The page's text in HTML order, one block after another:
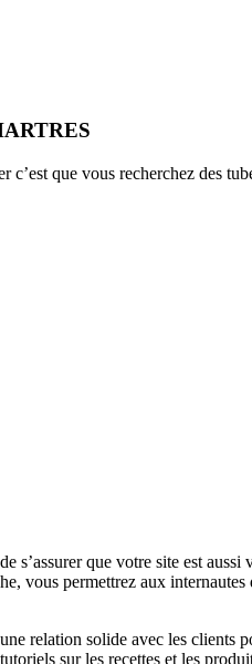
que vous recherchez des
que votre site est
vous permettrez aux
relation solide avec les
sur les recettes et les